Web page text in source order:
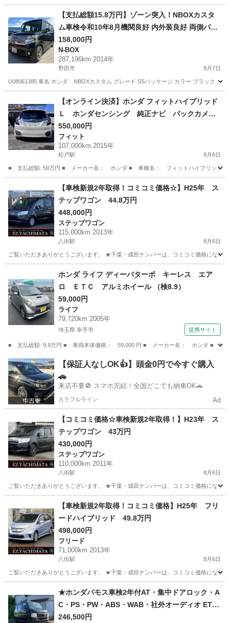
【支払総額15.8万円】ゾーン突入！NBOXカスタ
ム車検令和10年8月機関良好 内外装良好 両側パワ
スラ CTBA 不具合無し！
158,000円
N-BOX
287,196km 2014年
野田市 8月7日
U08061385 車名 ホンダ NBOXカスタム グレード SSパッケージ カラー ブラック
N-BOX 車両
【オンライン決済】ホンダ フィットハイブリッド
Ｌ ホンダセンシング 純正ナビ バックカメ
ラ 寒冷地仕様 衝突軽減装置 禁煙車 ハーフ
レザーシート スマートキー ＬＥＤヘッド Ｅ
ＴＣ レーダークルーズ 純正１５インチアルミ
550,000円
フィット
107,000km 2015年
松戸駅 8月6日
■ 支払総額: 59万円 ■ メーカー名： ホンダ ■ 車種名： フィットハイブリッド
松戸駅 フィット
【車検新規2年取得！コミコミ価格☆】H25年 ス
テップワゴン 44.8万円
448,000円
ステップワゴン
115,000km 2013年
八街駅 8月6日
ご覧いただきありがとうございます。 ★千葉・成田ナンバーは、コミコミ価格にな
八街駅 ステップワゴン 走行距離
ホンダ ライフ ディーバターボ キーレス エア
ロ ＥＴＣ アルミホイール （検8.9）
59,000円
ライフ
79,720km 2005年
埼玉県 幸手市 提携サイト
■ 支払総額: 9.9万円 ■ 車両本体価格： 59,000 円 ■ メーカー名： ホンダ ■
埼玉 幸手市 ライフ
【保証人なしOK👍】頭金0円で今すぐ購入
🚗
来店不要🚫 スマホ完結！全国どこでも納車OK🚗
カラフルライン Ad
【コミコミ価格☆車検新規2年取得！】H23年 ス
テップワゴン 43万円
430,000円
ステップワゴン
110,000km 2011年
八街駅 8月6日
ご覧いただきありがとうございます。 ★千葉・成田ナンバーは、コミコミ価格にな
八街駅 ステップワゴン 走行距離
【車検新規2年取得！コミコミ価格】H25年 フリ
ードハイブリッド 49.8万円
498,000円
フリード
71,000km 2013年
八街駅 8月6日
ご覧いただきありがとうございます。 ★千葉・成田ナンバーは、コミコミ価格にな
八街駅 フリード フリードハイブリッド
★ホンダバモス車検2年付AT・集中ドアロック・A
C・PS・PW・ABS・WAB・社外オーディオ ETC
付きボディー スーパーブラック全塗装車両☆
246,500円